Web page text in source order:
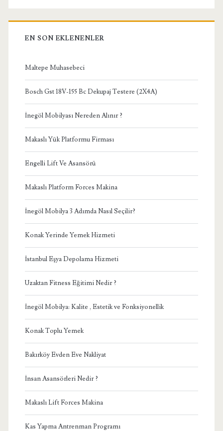
EN SON EKLENENLER
Maltepe Muhasebeci
Bosch Gst 18V-155 Bc Dekupaj Testere (2X4A)
İnegöl Mobilyası Nereden Alınır ?
Makaslı Yük Platformu Firması
Engelli Lift Ve Asansörü
Makaslı Platform Forces Makina
İnegöl Mobilya 3 Adımda Nasıl Seçilir?
Konak Yerinde Yemek Hizmeti
İstanbul Eşya Depolama Hizmeti
Uzaktan Fitness Eğitimi Nedir ?
İnegöl Mobilya: Kalite , Estetik ve Fonksiyonellik
Konak Toplu Yemek
Bakırköy Evden Eve Nakliyat
İnsan Asansörleri Nedir ?
Makaslı Lift Forces Makina
Kas Yapma Antrenman Programı